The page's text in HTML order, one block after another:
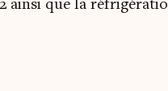
ainsi que la